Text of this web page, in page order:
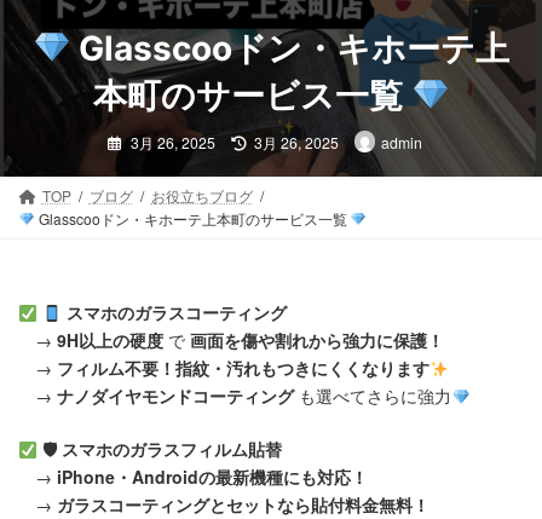
コ
ス
ナ
ン
Glasscooドン・キホーテ上
本町のサービス一覧
3月 26, 2025 最
終
更
新
日
時
:
3月 26, 2025 admin
TOP ブログ
お役立ちブログ
Glasscooドン・キホーテ上本町のサービス一覧
スマホのガラスコーティング
→ 9H以上の硬度 で 画面を傷や割れから強力に保護！
→ フィルム不要！指紋・汚れもつきにくくなります
→ ナノダイヤモンドコーティングも選べてさらに強力
🛡 スマホのガラスフィルム貼替
→ iPhone・Androidの最新機種にも対応！
→ ガラスコーティングとセットなら貼付料金無料！